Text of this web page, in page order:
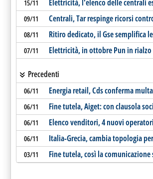
15/11 Elettricità, l'elenco delle centrali
09/11 Centrali, Tar respinge ricorsi
08/11 Ritiro dedicato, il Gse semplifica
07/11 Elettricità, in ottobre Pun in rialzo
Precedenti
06/11 Energia retail, Cds conferma
06/11 Fine tutela, Aiget: con clausola
06/11 Elenco venditori, 4 nuovi operatori
06/11 Italia-Grecia, cambia topologia
03/11 Fine tutela, così la